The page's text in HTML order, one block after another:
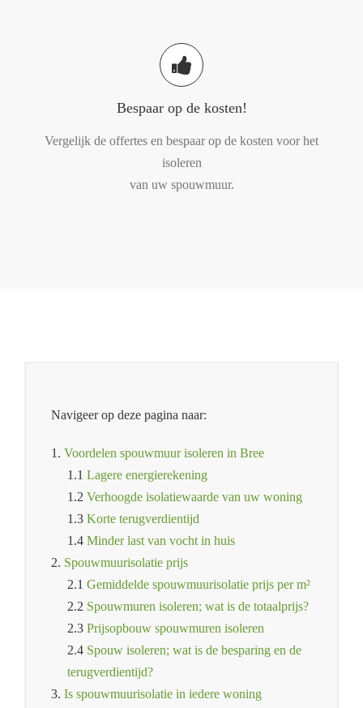
Bespaar op de kosten!
Vergelijk de offertes en bespaar op de kosten voor het
isoleren
van uw spouwmuur.
Navigeer op deze pagina naar:
1. Voordelen spouwmuur isoleren in Bree
1.1 Lagere energierekening
1.2 Verhoogde isolatiewaarde van uw woning
1.3 Korte terugverdientijd
1.4 Minder last van vocht in huis
2. Spouwmuurisolatie prijs
2.1 Gemiddelde spouwmuurisolatie prijs per m²
2.2 Spouwmuren isoleren; wat is de totaalprijs?
2.3 Prijsopbouw spouwmuren isoleren
2.4 Spouw isoleren; wat is de besparing en de
terugverdientijd?
3. Is spouwmuurisolatie in iedere woning